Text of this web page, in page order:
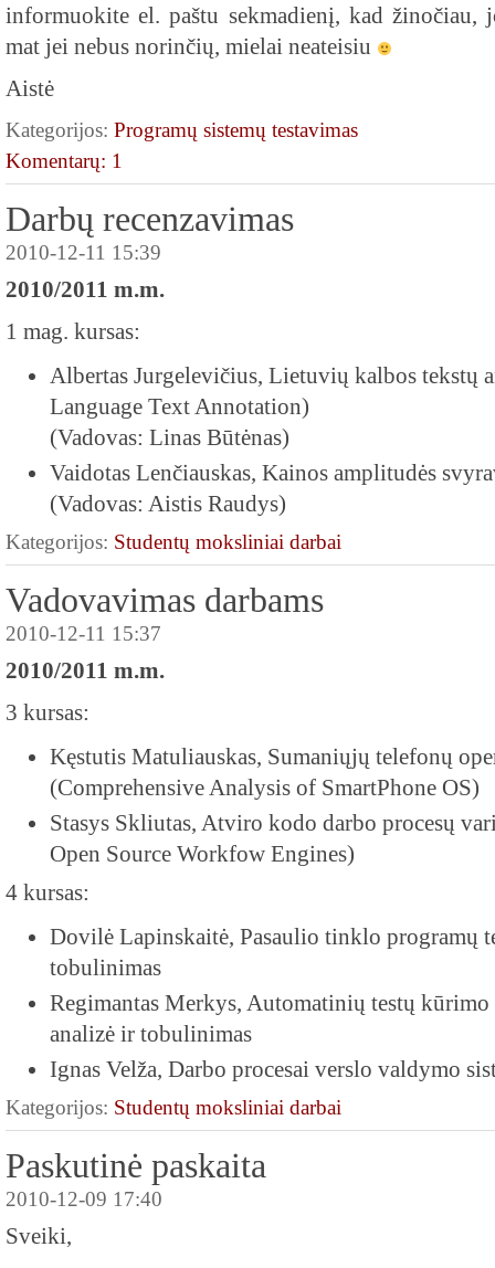
informuokite el. paštu sekmadienį, kad žinočiau,
mat jei nebus norinčių, mielai neateisiu
Aistė
Kategorijos: Programų sistemų testavimas
Komentarų: 1
Darbų recenzavimas
2010-12-11 15:39
2010/2011 m.m.
1 mag. kursas:
Albertas Jurgelevičius, Lietuvių kalbos tekstų
Language Text Annotation)
(Vadovas: Linas Būtėnas)
Vaidotas Lenčiauskas, Kainos amplitudės
(Vadovas: Aistis Raudys)
Kategorijos: Studentų moksliniai darbai
Vadovavimas darbams
2010-12-11 15:37
2010/2011 m.m.
3 kursas:
Kęstutis Matuliauskas, Sumaniųjų telefonų
(Comprehensive Analysis of SmartPhone OS)
Stasys Skliutas, Atviro kodo darbo procesų
Open Source Workfow Engines)
4 kursas:
Dovilė Lapinskaitė, Pasaulio tinklo programų
tobulinimas
Regimantas Merkys, Automatinių testų
analizė ir tobulinimas
Ignas Velža, Darbo procesai verslo valdymo
Kategorijos: Studentų moksliniai darbai
Paskutinė paskaita
2010-12-09 17:40
Sveiki,